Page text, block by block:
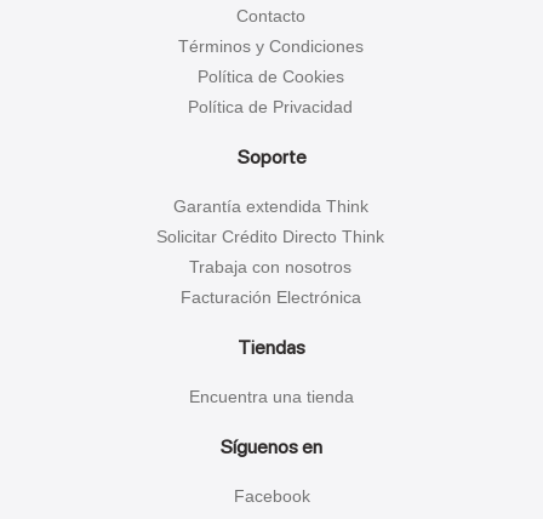
Contacto
Términos y Condiciones
Política de Cookies
Política de Privacidad
Soporte
Garantía extendida Think
Solicitar Crédito Directo Think
Trabaja con nosotros
Facturación Electrónica
Tiendas
Encuentra una tienda
Síguenos en
Facebook